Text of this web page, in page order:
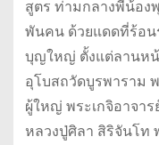
สูตร ท่ามกลางพี่น้อ
พันคน ด้วยแดดที่ร้อ
บุญใหญ่ ตั้งแต่ลานห
อุโบสถวัดบูรพาราม
ผู้ใหญ่ พระเกจิอาจา
หลวงปู่ศิลา สิริจันโท